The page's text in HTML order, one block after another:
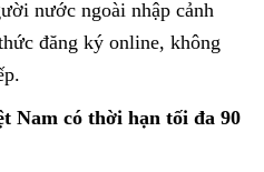
nước ngoài nhập cảnh
đăng ký online, không
Nam có thời hạn tối đa 90